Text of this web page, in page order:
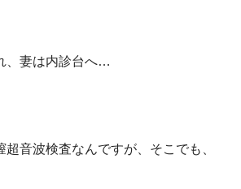
、妻は内診台へ…
音波検査なんですが、そこでも、